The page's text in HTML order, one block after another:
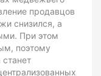
продавцов
снизился, а
При этом
поэтому